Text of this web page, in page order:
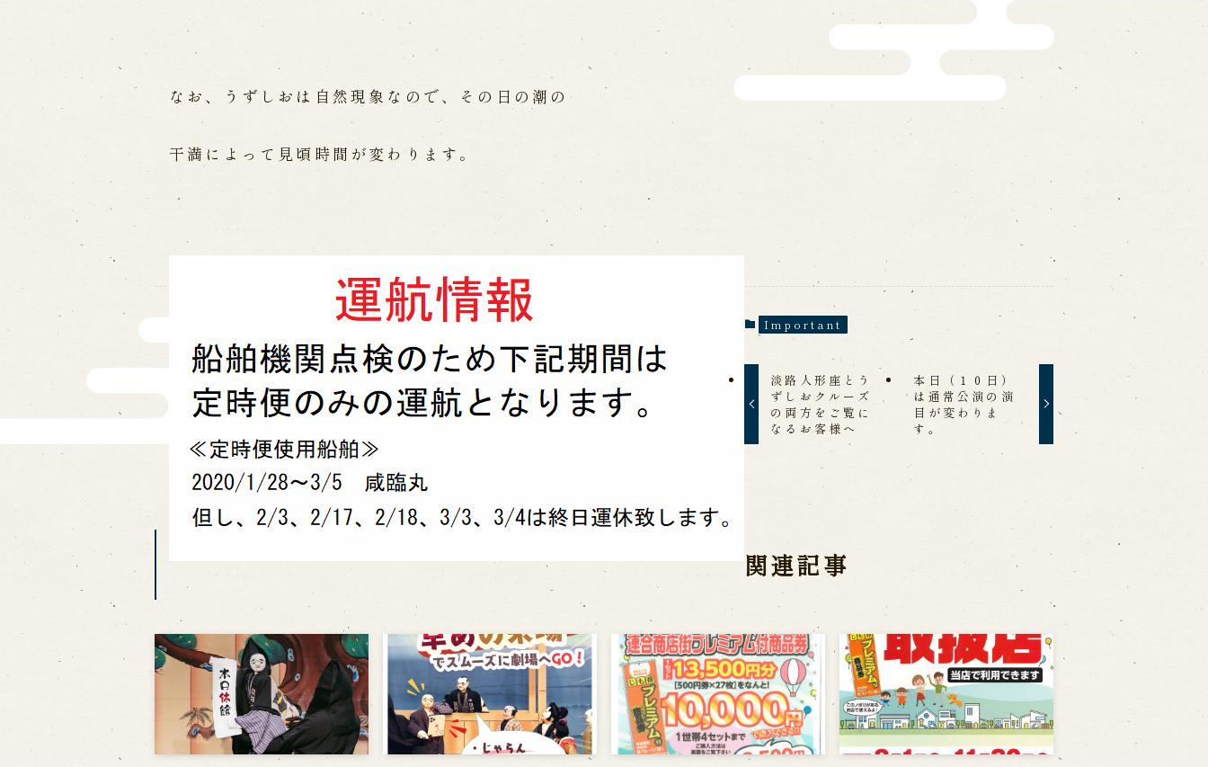
Awaji Island and the Myth of the Birth of the
Nation
Awaji Ningyo Joruri's original performance
Awaji Ningyo Joruri (Puppet Theater) Spreading
Traditional Performing Arts in Minami-Awaji
なお、うずしおは自然現象なので、その日の潮の
干満によって見頃時間が変わります。
Important
淡路人形座とう
ずしおクルーズ
の両方をご覧に
なるお客様へ
本日（１０日）
は通常公演の演
目が変わりま
す。
関連記事